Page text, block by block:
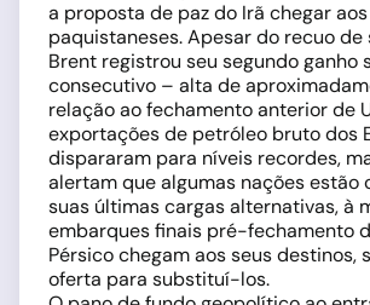
a proposta de paz do Irã chegar
paquistaneses. Apesar do recuo
Brent registrou seu segundo ganho
consecutivo – alta de
relação ao fechamento anterior de
exportações de petróleo bruto dos
dispararam para níveis recordes,
alertam que algumas nações estão
suas últimas cargas alternativas, à
embarques finais pré-fechamento
Pérsico chegam aos seus destinos,
oferta para substituí-los.